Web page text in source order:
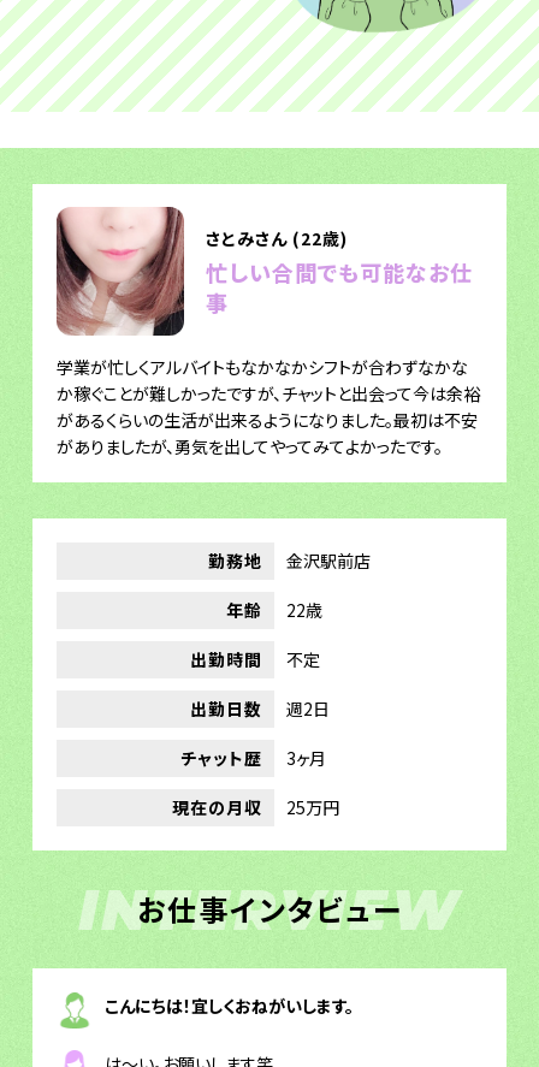
さとみさん (22歳)
忙しい合間でも可能なお仕
事
学業が忙しくアルバイトもなかなかシフトが合わずなかな
か稼ぐことが難しかったですが、チャットと出会って今は余裕
があるくらいの生活が出来るようになりました。最初は不安
がありましたが、勇気を出してやってみてよかったです。
勤務地 金沢駅前店
年齢 22歳
出勤時間 不定
出勤日数 週2日
チャット歴 3ヶ月
現在の月収 25万円
お仕事インタビュー
INTERVIEW
こんにちは！宜しくおねがいします。